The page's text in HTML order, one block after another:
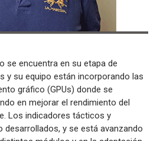
se encuentra en su etapa de
y su equipo están incorporando las
gráfico (GPUs) donde se
en mejorar el rendimiento del
Los indicadores tácticos y
desarrollados, y se está avanzando